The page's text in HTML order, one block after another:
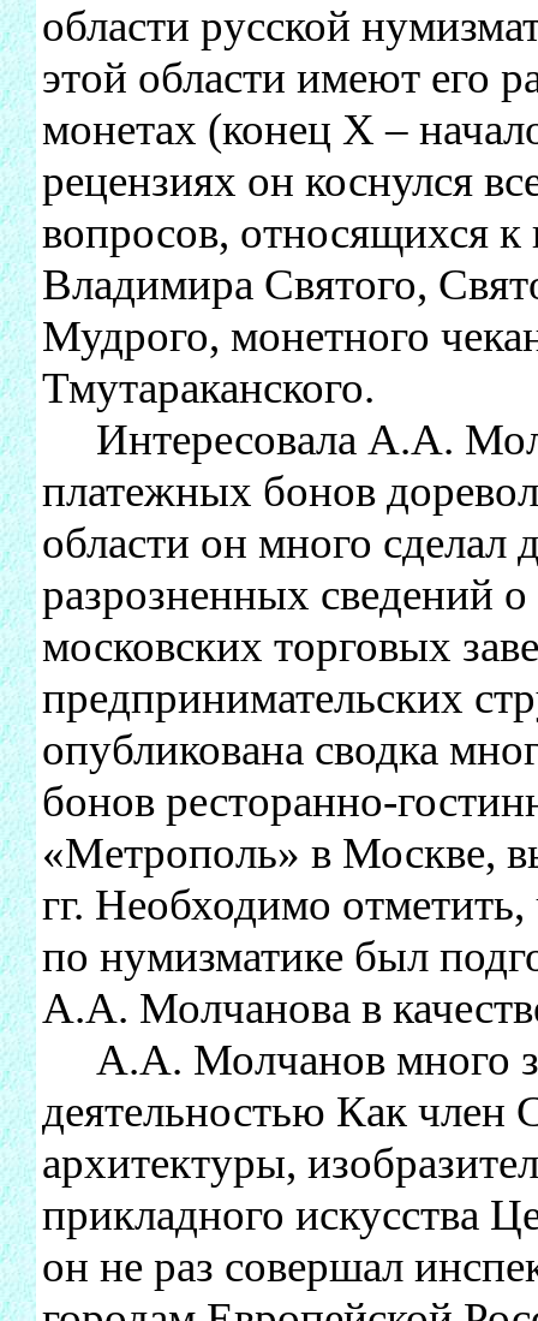
области русской
этой области имеют его
монетах (конец X –
рецензиях он коснулся
вопросов, относящихся
Владимира Святого,
Мудрого, монетного
Тмутараканского.
Интересовала А.А.
платежных бонов
области он много сделал
разрозненных сведений
московских торговых
предпринимательских
опубликована сводка
бонов ресторанно-
«Метрополь» в Москве,
гг. Необходимо
по нумизматике был
А.А. Молчанова в
А.А. Молчанов много
деятельностью Как член
архитектуры,
прикладного искусства
он не раз совершал